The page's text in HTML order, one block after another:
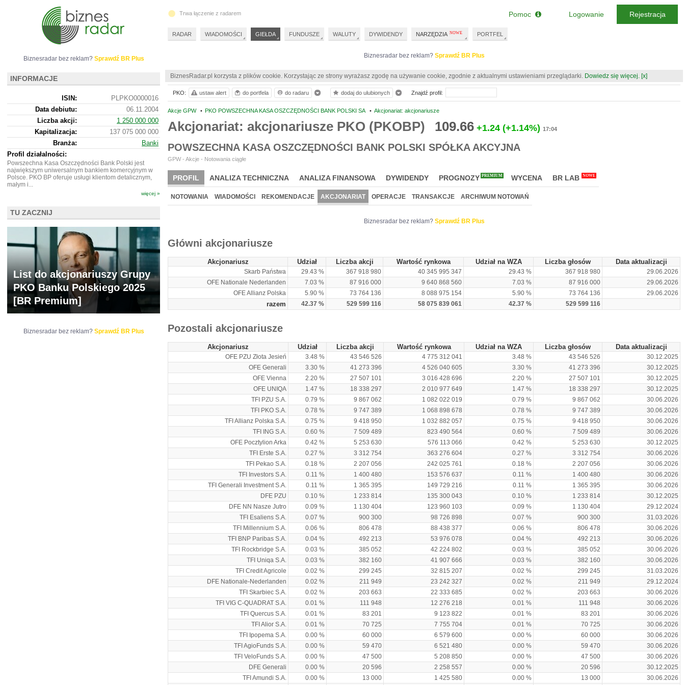
Biznesradar bez reklam? Sprawdź BR Plus
BiznesRadar.pl korzysta z plików cookie. Korzystając ze strony wyrażasz zgodę na używanie cookie, zgodnie z aktualnymi ustawieniami przeglądarki. Dowiedz się więcej. [x]
Akcje GPW • PKO POWSZECHNA KASA OSZCZĘDNOŚCI BANK POLSKI SA • Akcjonariat: akcjonariusze
Akcjonariat: akcjonariusze PKO (PKOBP) 109.66 +1.24 (+1.14%) 17:04
POWSZECHNA KASA OSZCZĘDNOŚCI BANK POLSKI SPÓŁKA AKCYJNA
GPW - Akcje - Notowania ciągłe
PROFIL ANALIZA TECHNICZNA ANALIZA FINANSOWA DYWIDENDY PROGNOZY PREMIUM WYCENA BR LAB NOWE
NOTOWANIA WIADOMOŚCI REKOMENDACJE AKCJONARIAT OPERACJE TRANSAKCJE ARCHIWUM NOTOWAŃ
Biznesradar bez reklam? Sprawdź BR Plus
Główni akcjonariusze
Akcjonariusz Udział Liczba akcji Wartość rynkowa Udział na WZA Liczba głosów Data aktualizacji
Skarb Państwa 29.43 % 367 918 980 40 345 995 347 29.43 % 367 918 980
29.06.2026
OFE Nationale Nederlanden
7.03 % 87 916 000 9 640 868 560 7.03 % 87 916 000
29.06.2026
OFE Allianz Polska
5.90 % 73 764 136 8 088 975 154 5.90 % 73 764 136 29.06.2026
razem 42.37 % 529 599 116 58 075 839 061 42.37 % 529 599 116
Pozostali akcjonariusze
Akcjonariusz Udział Liczba akcji Wartość rynkowa Udział na WZA Liczba głosów Data aktualizacji
OFE PZU Złota Jesień 3.48 % 43 546 526 4 775 312 041 3.48 % 43 546 526
30.12.2025
OFE Generali
3.30 % 41 273 396 4 526 040 605 3.30 % 41 273 396
30.12.2025
OFE Vienna
2.20 % 27 507 101 3 016 428 696 2.20 % 27 507 101
30.12.2025
OFE UNIQA
1.47 % 18 338 297 2 010 977 649 1.47 % 18 338 297
30.12.2025
TFI PZU S.A.
0.79 % 9 867 062 1 082 022 019 0.79 % 9 867 062
30.06.2026
TFI PKO S.A.
0.78 % 9 747 389 1 068 898 678 0.78 % 9 747 389
30.06.2026
TFI Allianz Polska S.A.
0.75 % 9 418 950 1 032 882 057 0.75 % 9 418 950
30.06.2026
TFI ING S.A.
0.60 % 7 509 489 823 490 564 0.60 % 7 509 489
30.06.2026
OFE Pocztylion Arka
0.42 % 5 253 630 576 113 066 0.42 % 5 253 630
30.12.2025
TFI Erste S.A.
0.27 % 3 312 754 363 276 604 0.27 % 3 312 754
30.06.2026
TFI Pekao S.A.
0.18 % 2 207 056 242 025 761 0.18 % 2 207 056
30.06.2026
TFI Investors S.A.
0.11 % 1 400 480 153 576 637 0.11 % 1 400 480
30.06.2026
TFI Generali Investment S.A.
0.11 % 1 365 395 149 729 216 0.11 % 1 365 395
30.06.2026
DFE PZU
0.10 % 1 233 814 135 300 043 0.10 % 1 233 814
30.12.2025
DFE NN Nasze Jutro
0.09 % 1 130 404 123 960 103 0.09 % 1 130 404
29.12.2024
TFI Esaliens S.A.
0.07 % 900 300 98 726 898 0.07 % 900 300
31.03.2026
TFI Millennium S.A.
0.06 % 806 478 88 438 377 0.06 % 806 478
30.06.2026
TFI BNP Paribas S.A.
0.04 % 492 213 53 976 078 0.04 % 492 213
30.06.2026
TFI Rockbridge S.A.
0.03 % 385 052 42 224 802 0.03 % 385 052
30.06.2026
TFI Uniqa S.A.
0.03 % 382 160 41 907 666 0.03 % 382 160
30.06.2026
TFI Credit Agricole
0.02 % 299 245 32 815 207 0.02 % 299 245
31.03.2026
DFE Nationale-Nederlanden
0.02 % 211 949 23 242 327 0.02 % 211 949
29.12.2024
TFI Skarbiec S.A.
0.02 % 203 663 22 333 685 0.02 % 203 663
30.06.2026
TFI VIG C-QUADRAT S.A.
0.01 % 111 948 12 276 218 0.01 % 111 948
30.06.2026
TFI Quercus S.A.
0.01 % 83 201 9 123 822 0.01 % 83 201
30.06.2026
TFI Alior S.A.
0.01 % 70 725 7 755 704 0.01 % 70 725
30.06.2026
TFI Ipopema S.A.
0.00 % 60 000 6 579 600 0.00 % 60 000
30.06.2026
TFI AgioFunds S.A.
0.00 % 59 470 6 521 480 0.00 % 59 470
30.06.2026
TFI VeloFunds S.A.
0.00 % 47 500 5 208 850 0.00 % 47 500
30.06.2026
DFE Generali
0.00 % 20 596 2 258 557 0.00 % 20 596
30.12.2025
TFI Amundi S.A.
0.00 % 13 000 1 425 580 0.00 % 13 000 30.06.2026
PKO: ustaw alert do portfela do radaru dodaj do ulubionych Znajdź profil:
Biznesradar bez reklam? Sprawdź BR Plus
INFORMACJE
ISIN:
PLPKO0000016
Data debiutu:
06.11.2004
Liczba akcji:
1 250 000 000
Kapitalizacja:
137 075 000 000
Branża:
Banki
Profil działalności:
Powszechna Kasa Oszczędności Bank Polski jest
największym uniwersalnym bankiem komercyjnym w
Polsce. PKO BP oferuje usługi klientom detalicznym,
małym i...
więcej »
TU ZACZNIJ
List do akcjonariuszy Grupy
PKO Banku Polskiego 2025
[BR Premium]
Biznesradar bez reklam? Sprawdź BR Plus
Trwa łączenie z radarem
RADAR WIADOMOŚCI GIEŁDA FUNDUSZE WALUTY DYWIDENDY NARZĘDZIA PORTFEL
Pomoc Logowanie Rejestracja